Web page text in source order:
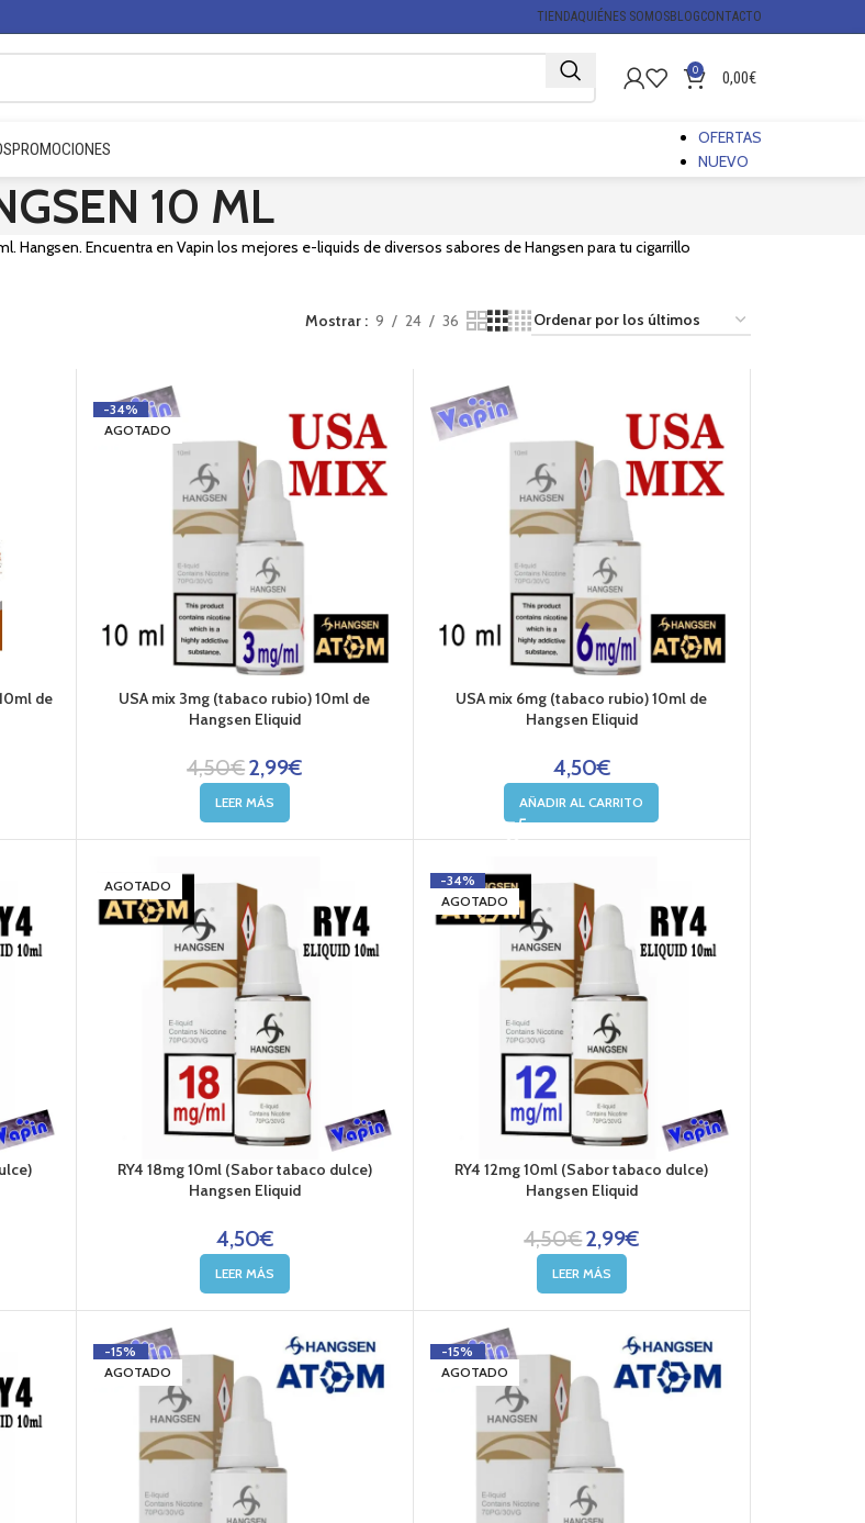
TIENDAQUIÉNES SOMOSBLOGCONTACTO
0 0,00€
PROMOCIONES
OFERTAS
NUEVO
10 ML
Hangsen. Encuentra en Vapin los mejores e-liquids de diversos sabores de Hangsen para tu cigarrillo
Mostrar 9 24 36
de
-34%
AGOTADO
USA mix 3mg (tabaco rubio) 10ml de
Hangsen Eliquid
4,50€2,99€
LEER MÁS
USA mix 6mg (tabaco rubio) 10ml de
Hangsen Eliquid
4,50€
AÑADIR AL CARRITO
AGOTADO
RY4 18mg 10ml (Sabor tabaco dulce)
Hangsen Eliquid
4,50€
LEER MÁS
-34%
AGOTADO
RY4 12mg 10ml (Sabor tabaco dulce)
Hangsen Eliquid
4,50€2,99€
LEER MÁS
-15%
AGOTADO
-15%
AGOTADO